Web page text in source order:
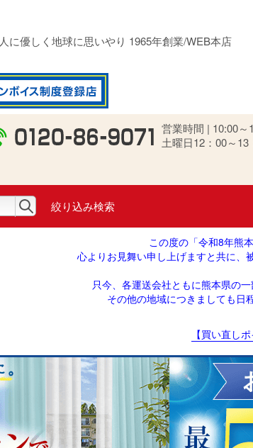
人に優しく地球に思いやり 1965年創業/WEB本店
営業時間 | 10:00～
土曜日12：00～13
絞り込み検索
この度の「令和8年熊
心よりお見舞い申し上げますと共に、
只今、各運送会社ともに熊本県の
その他の地域につきましても日
【買い直し